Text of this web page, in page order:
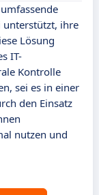
unterstützt, ihre
Lösung
IT-
Kontrolle
sei es in einer
den Einsatz
nutzen und